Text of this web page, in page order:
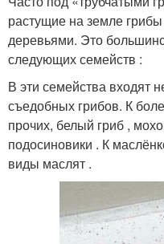
растущие на земле
деревьями. Это
следующих семейств :
В эти семейства входят
съедобных грибов. К
прочих, белый гриб ,
подосиновики . К
виды маслят .